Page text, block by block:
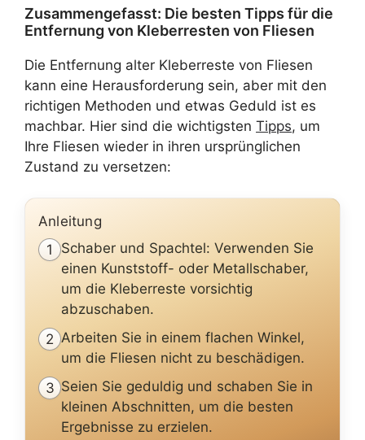
Zusammengefasst: Die besten Tipps für die
Entfernung von Kleberresten von Fliesen
Die Entfernung alter Kleberreste von Fliesen
kann eine Herausforderung sein, aber mit den
richtigen Methoden und etwas Geduld ist es
machbar. Hier sind die wichtigsten Tipps, um
Ihre Fliesen wieder in ihren ursprünglichen
Zustand zu versetzen:
Anleitung
1
Schaber und Spachtel: Verwenden Sie
einen Kunststoff- oder Metallschaber,
um die Kleberreste vorsichtig
abzuschaben.
2 Arbeiten Sie in einem flachen Winkel,
um die Fliesen nicht zu beschädigen.
3 Seien Sie geduldig und schaben Sie in
kleinen Abschnitten, um die besten
Ergebnisse zu erzielen.